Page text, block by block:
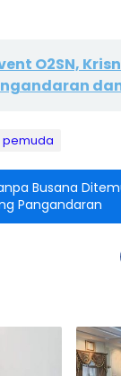
O2SN,
pemuda
Busana
Pangandaran